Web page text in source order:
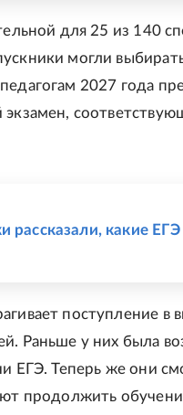
для 25 из 140
могли
2027 года
рассказали, какие ЕГЭ
поступление в
Раньше у них была
ЕГЭ. Теперь же они
продолжить